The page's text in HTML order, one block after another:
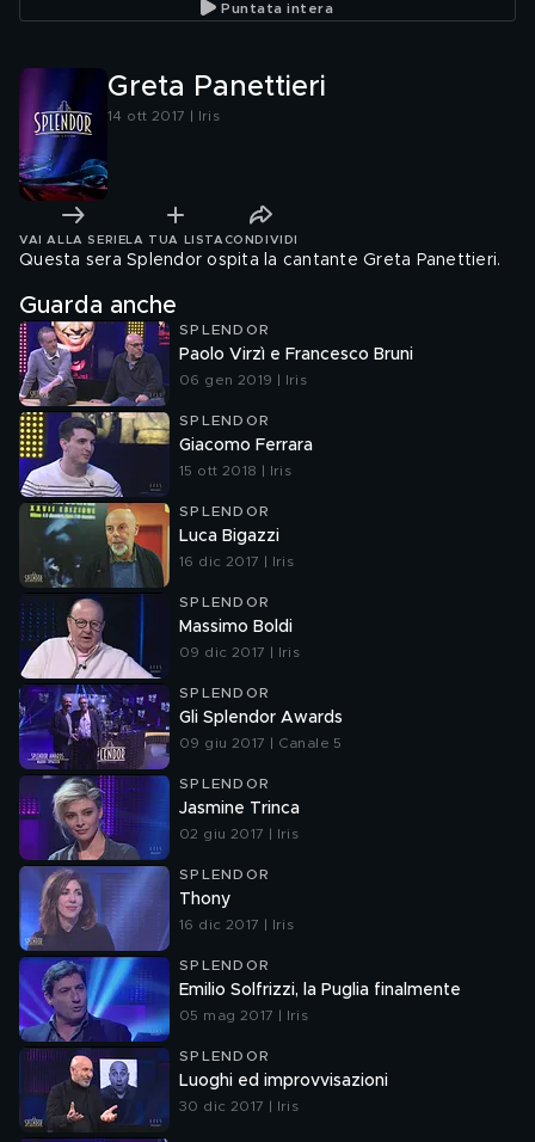
Puntata intera
Greta Panettieri
14 ott 2017 | Iris
VAI ALLA SERIE LA TUA LISTA CONDIVIDI
Questa sera Splendor ospita la cantante Greta Panettieri.
Guarda anche
SPLENDOR
Paolo Virzì e Francesco Bruni
06 gen 2019 | Iris
SPLENDOR
Giacomo Ferrara
15 ott 2018 | Iris
SPLENDOR
Luca Bigazzi
16 dic 2017 | Iris
SPLENDOR
Massimo Boldi
09 dic 2017 | Iris
SPLENDOR
Gli Splendor Awards
09 giu 2017 | Canale 5
SPLENDOR
Jasmine Trinca
02 giu 2017 | Iris
SPLENDOR
Thony
16 dic 2017 | Iris
SPLENDOR
Emilio Solfrizzi, la Puglia finalmente
05 mag 2017 | Iris
SPLENDOR
Luoghi ed improvvisazioni
30 dic 2017 | Iris